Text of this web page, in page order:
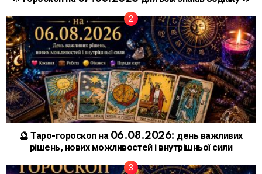
🔮 Таро-гороскоп на 06.08.2026: день важливих
рішень, нових можливостей і внутрішньої сили